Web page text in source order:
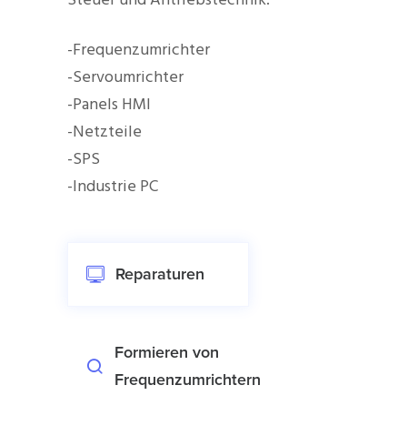
-Frequenzumrichter
-Servoumrichter
-Panels HMI
-Netzteile
-SPS
-Industrie PC
Reparaturen
Formieren von
Frequenzumrichtern